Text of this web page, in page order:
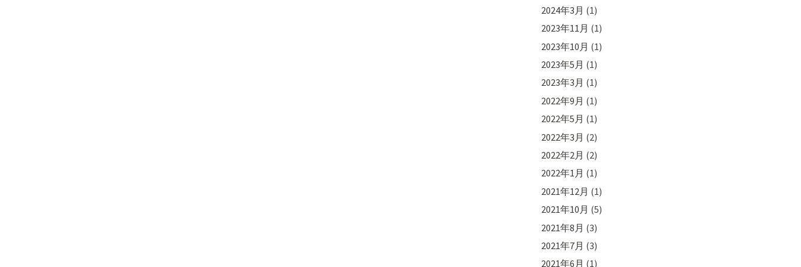
2024年3月 (1)
2023年11月 (1)
2023年10月 (1)
2023年5月 (1)
2023年3月 (1)
2022年9月 (1)
2022年5月 (1)
2022年3月 (2)
2022年2月 (2)
2022年1月 (1)
2021年12月 (1)
2021年10月 (5)
2021年8月 (3)
2021年7月 (3)
2021年6月 (1)